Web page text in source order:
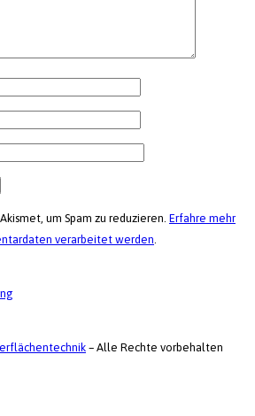
um Spam zu reduzieren. Erfahre mehr
verarbeitet werden
– Alle Rechte vorbehalten